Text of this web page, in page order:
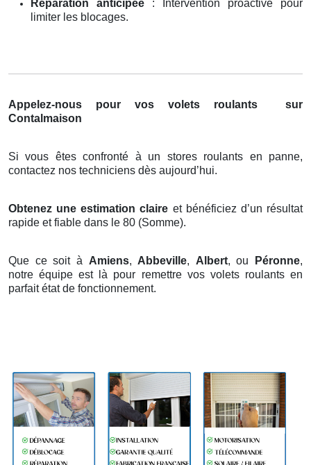
Réparation anticipée : Intervention proactive pour
limiter les blocages.
Appelez-nous pour vos volets roulants
sur
Contalmaison
Si vous êtes confronté à un stores roulants en panne,
contactez nos techniciens dès aujourd’hui.
Obtenez une estimation claire et bénéficiez d’un résultat
rapide et fiable dans le 80 (Somme).
Que ce soit à Amiens, Abbeville, Albert, ou Péronne,
notre équipe est là pour remettre vos volets roulants en
parfait état de fonctionnement.